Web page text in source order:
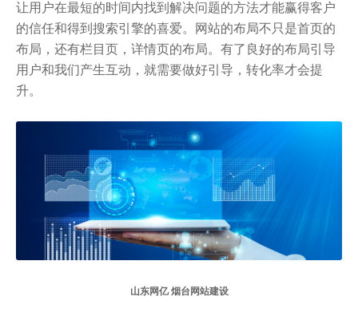
让用户在最短的时间内找到解决问题的方法才能赢得客户
的信任和得到搜索引擎的喜爱。网站的布局不只是首页的
布局，还有栏目页，详情页的布局。有了良好的布局引导
用户和我们产生互动，就需要做好引导，转化率才会提
升。
山东网亿 烟台网站建设